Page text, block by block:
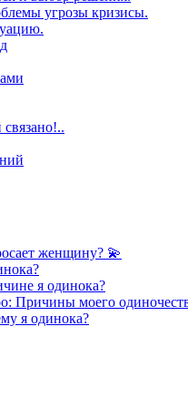
угрозы кризисы.
женщину? 💫
я одинока?
Причины моего
я одинока?